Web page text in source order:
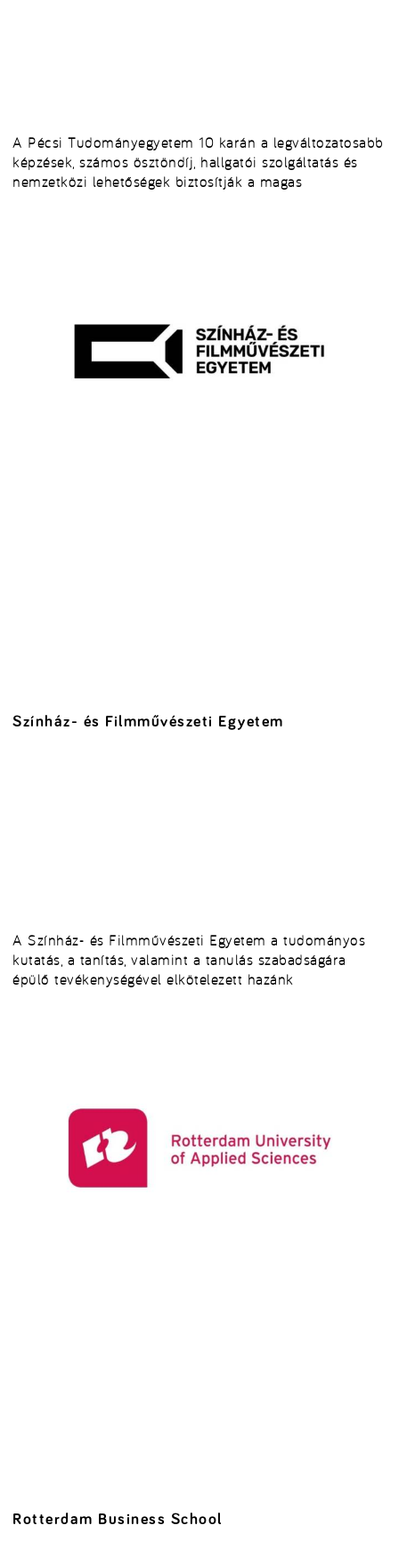
A Pécsi Tudományegyetem 10 karán a legváltozatosabb
képzések, számos ösztöndíj, hallgatói szolgáltatás és
nemzetközi lehetőségek biztosítják a magas
Színház- és Filmművészeti Egyetem
A Színház- és Filmművészeti Egyetem a tudományos
kutatás, a tanítás, valamint a tanulás szabadságára
épülő tevékenységével elkötelezett hazánk
Rotterdam Business School